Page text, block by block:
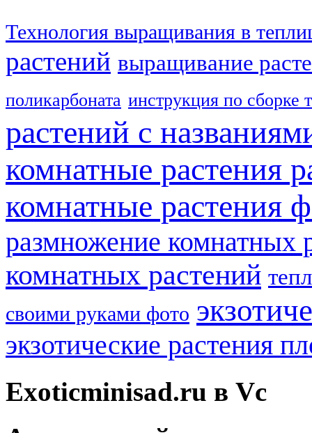
Технология выращивания в
растений выращивание
поликарбоната инструкция по сборке
растений с
комнатные растения
комнатные растения
размножение комнатных
комнатных растений
своими руками фото
экзотические растения
Exoticminisad.ru в Vc